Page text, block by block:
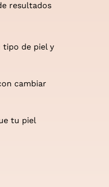
resultados
tipo de piel y
cambiar
tu piel